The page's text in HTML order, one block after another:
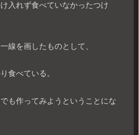
入れず食べていなかったつけ
線を画したものとして、
食べている。
も作ってみようということにな